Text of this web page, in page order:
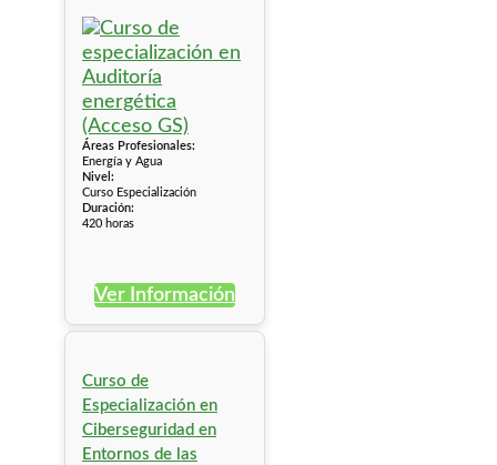
Áreas Profesionales:
Energía y Agua
Nivel:
Curso Especialización
Duración:
420 horas
Ver Información
Curso de
Especialización en
Ciberseguridad en
Entornos de las